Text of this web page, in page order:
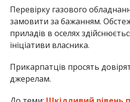
Перевірку газового
замовити за бажанням.
приладів в оселях
ініціативи власника.
Прикарпатців просять
джерелам.